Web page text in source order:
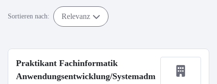
Sortieren nach: Relevanz
Praktikant Fachinformatik
Anwendungsentwicklung/Systemadm